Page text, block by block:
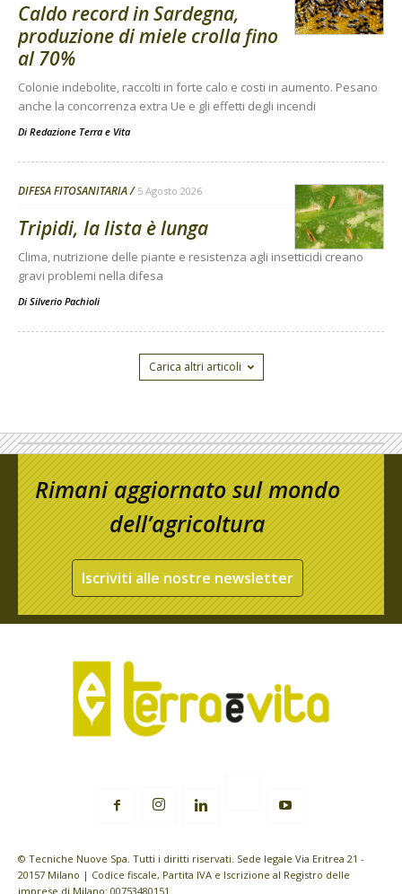
Caldo record in Sardegna,
produzione di miele crolla fino
al 70%
Colonie indebolite, raccolti in forte calo e costi in aumento. Pesano
anche la concorrenza extra Ue e gli effetti degli incendi
Di Redazione Terra e Vita
DIFESA FITOSANITARIA 5 Agosto 2026
Tripidi, la lista è lunga
Clima, nutrizione delle piante e resistenza agli insetticidi creano
gravi problemi nella difesa
Di Silverio Pachioli
Carica altri articoli
Rimani aggiornato sul mondo
dell’agricoltura
Iscriviti alle nostre newsletter
© Tecniche Nuove Spa. Tutti i diritti riservati. Sede legale Via Eritrea 21 -
20157 Milano | Codice fiscale, Partita IVA e Iscrizione al Registro delle
imprese di Milano: 00753480151